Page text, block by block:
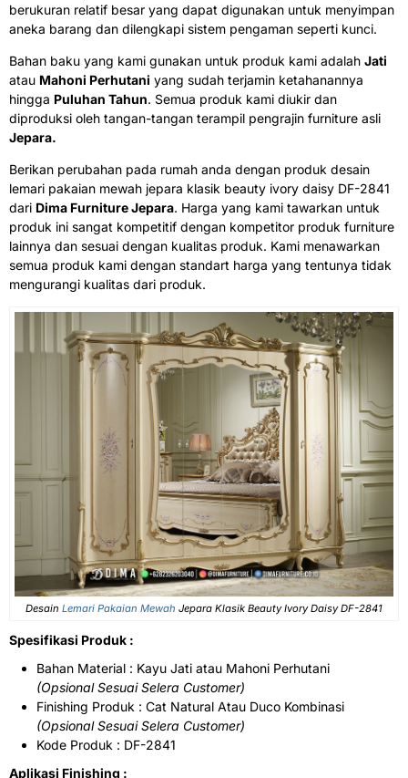
berukuran relatif besar yang dapat digunakan untuk menyimpan
aneka barang dan dilengkapi sistem pengaman seperti kunci.
Bahan baku yang kami gunakan untuk produk kami adalah Jati
atau Mahoni Perhutani yang sudah terjamin ketahanannya
hingga Puluhan Tahun. Semua produk kami diukir dan
diproduksi oleh tangan-tangan terampil pengrajin furniture asli
Jepara.
Berikan perubahan pada rumah anda dengan produk desain
lemari pakaian mewah jepara klasik beauty ivory daisy DF-2841
dari Dima Furniture Jepara. Harga yang kami tawarkan untuk
produk ini sangat kompetitif dengan kompetitor produk furniture
lainnya dan sesuai dengan kualitas produk. Kami menawarkan
semua produk kami dengan standart harga yang tentunya tidak
mengurangi kualitas dari produk.
Desain Lemari Pakaian Mewah Jepara Klasik Beauty Ivory Daisy DF-2841
Spesifikasi Produk :
Bahan Material : Kayu Jati atau Mahoni Perhutani
(Opsional Sesuai Selera Customer)
Finishing Produk : Cat Natural Atau Duco Kombinasi
(Opsional Sesuai Selera Customer)
Kode Produk : DF-2841
Aplikasi Finishing :